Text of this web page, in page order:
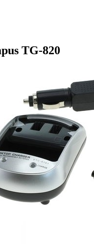
TG-820